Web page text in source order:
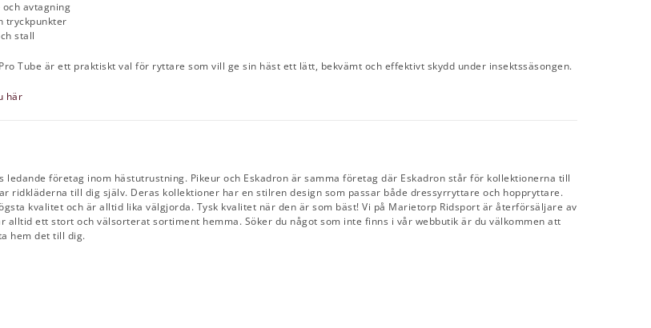
avtagning
tryckpunkter
stall
Tube är ett praktiskt val för ryttare som vill ge sin häst ett lätt, bekvämt och effektivt skydd under insektssäsongen.
här
ledande företag inom hästutrustning. Pikeur och Eskadron är samma företag där Eskadron står för kollektionerna till
ridkläderna till dig själv. Deras kollektioner har en stilren design som passar både dressyrryttare och hoppryttare.
kvalitet och är alltid lika välgjorda. Tysk kvalitet när den är som bäst! Vi på Marietorp Ridsport är återförsäljare av
alltid ett stort och välsorterat sortiment hemma. Söker du något som inte finns i vår webbutik är du välkommen att
hem det till dig.